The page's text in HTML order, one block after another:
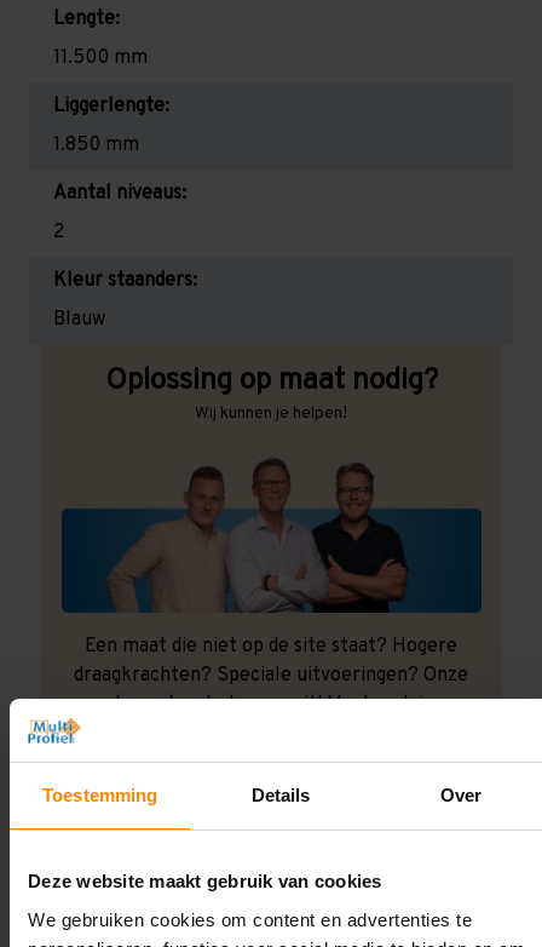
Toestemming Details Over
Deze website maakt gebruik van cookies
We gebruiken cookies om content en advertenties te
Lengte:
11.500 mm
Liggerlengte:
1.850 mm
Aantal niveaus:
2
Kleur staanders:
Blauw
Oplossing op maat nodig?
Wij kunnen je helpen!
Een maat die niet op de site staat? Hogere
draagkrachten? Speciale uitvoeringen? Onze
experts werken het graag uit! Maatwerk is onze
Contact met specialist
Montage uitbesteden?
Laat ons het doen!